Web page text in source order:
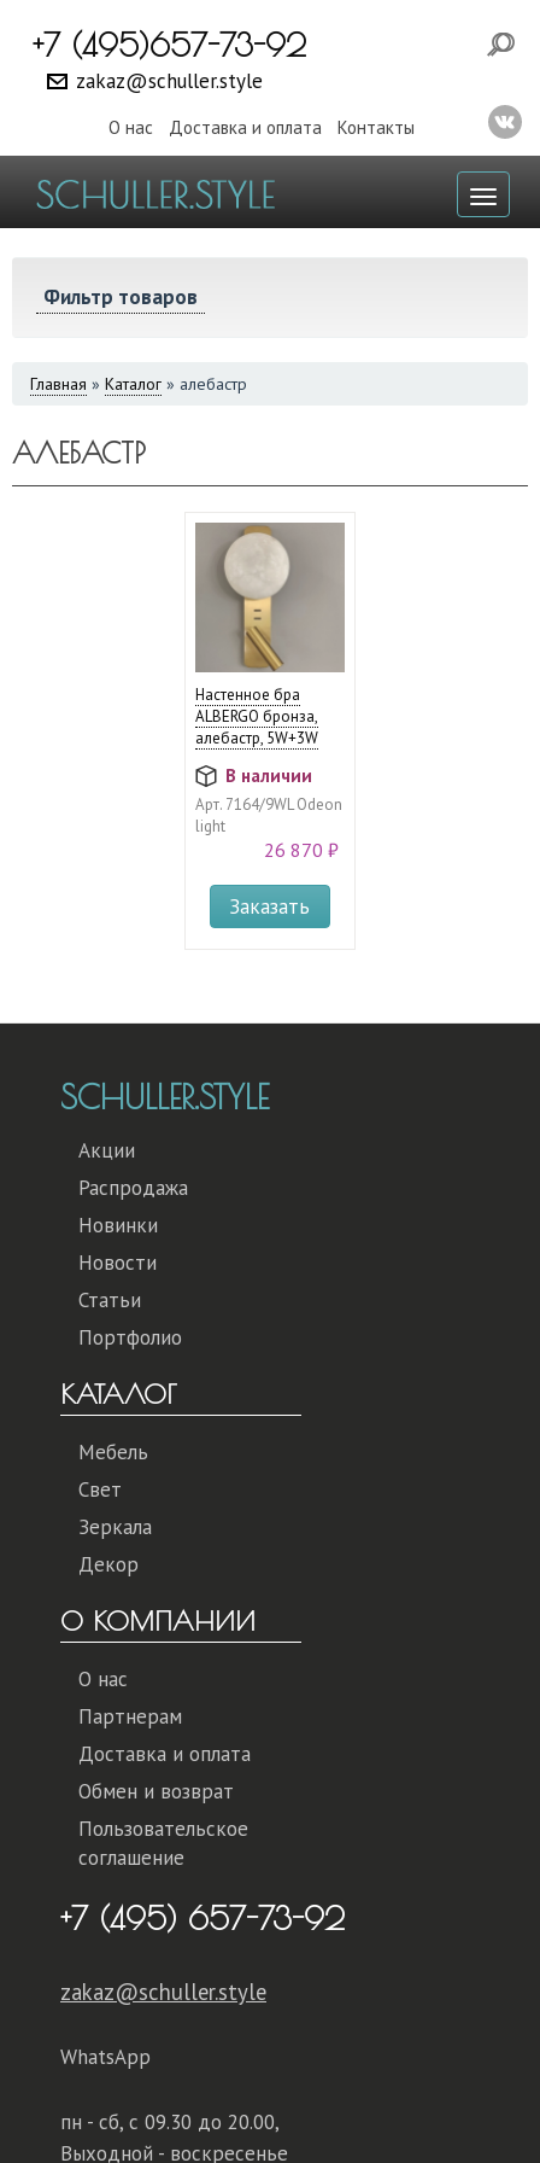
+7 (495)657-73-92
zakaz@schuller.style
О нас Доставка и оплата Контакты
Фильтр товаров
ВЫ
Главная » Каталог » алебастр
АЛЕБАСТР
Настенное бра
ALBERGO бронза,
алебастр, 5W+3W
В наличии
Арт. 7164/9WL Odeon
light
26 870 ₽
Заказать
SCHULLER.STYLE
Акции
Распродажа
Новинки
Новости
Статьи
Портфолио
КАТАЛОГ
Мебель
Свет
Зеркала
Декор
О КОМПАНИИ
О нас
Партнерам
Доставка и оплата
Обмен и возврат
Пользовательское
соглашение
+7 (495) 657-73-92
zakaz@schuller.style
WhatsApp
пн - сб, с 09.30 до 20.00,
Выходной - воскресенье